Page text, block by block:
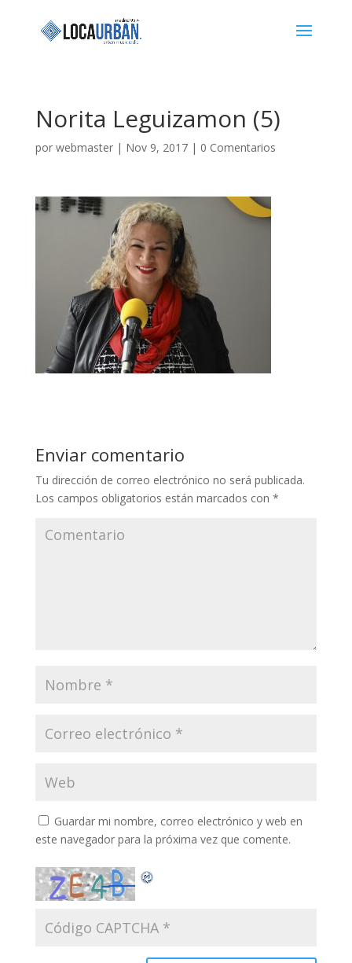
Norita Leguizamon (5)
por webmaster| Nov 9, 2017| 0 Comentarios
Enviar comentario
Tu dirección de correo electrónico no será publicada.
Los campos obligatorios están marcados con *
Guardar mi nombre, correo electrónico y web en
este navegador para la próxima vez que comente.